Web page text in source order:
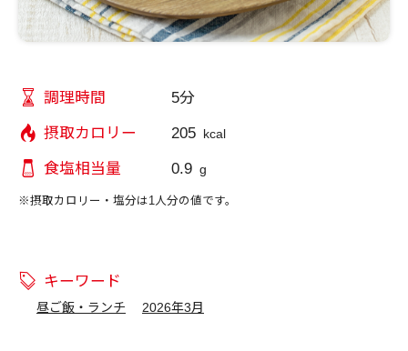
調理時間 5分
摂取カロリー 205 kcal
食塩相当量 0.9 g
※摂取カロリー・塩分は1人分の値です。
キーワード
昼ご飯・ランチ 2026年3月